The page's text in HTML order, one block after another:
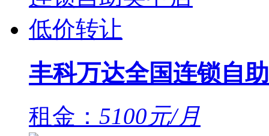
丰科万达全国连锁自
租金： 5100元/月